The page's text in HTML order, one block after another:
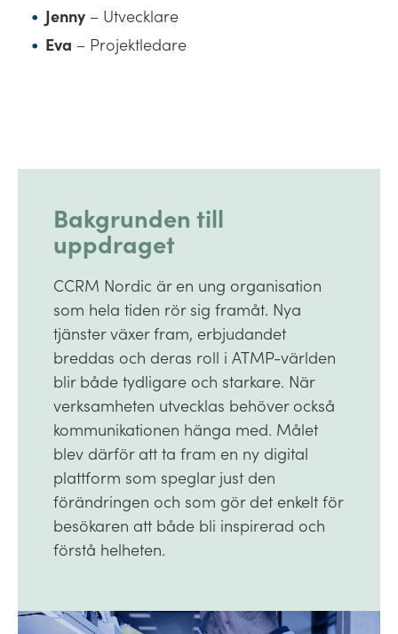
Jenny – Utvecklare
Eva – Projektledare
Bakgrunden till
uppdraget
CCRM Nordic är en ung organisation
som hela tiden rör sig framåt. Nya
tjänster växer fram, erbjudandet
breddas och deras roll i ATMP-världen
blir både tydligare och starkare. När
verksamheten utvecklas behöver också
kommunikationen hänga med. Målet
blev därför att ta fram en ny digital
plattform som speglar just den
förändringen och som gör det enkelt för
besökaren att både bli inspirerad och
förstå helheten.